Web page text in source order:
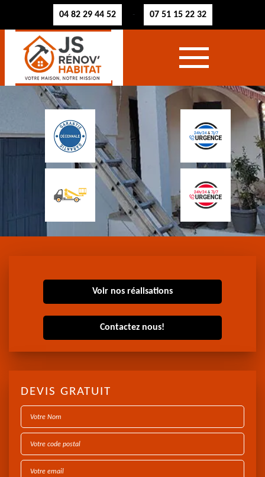
04 82 29 44 52 - 07 51 15 22 32
Voir nos réalisations
Contactez nous!
DEVIS GRATUIT